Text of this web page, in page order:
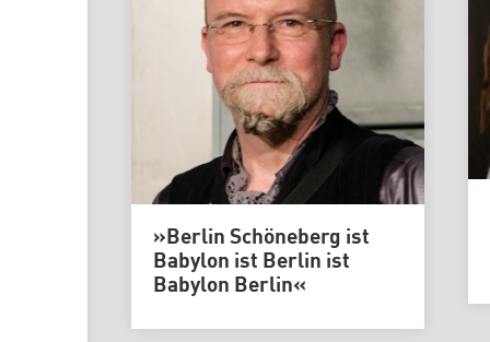
»Berlin Schöneberg ist
Babylon ist Berlin ist
Babylon Berlin«